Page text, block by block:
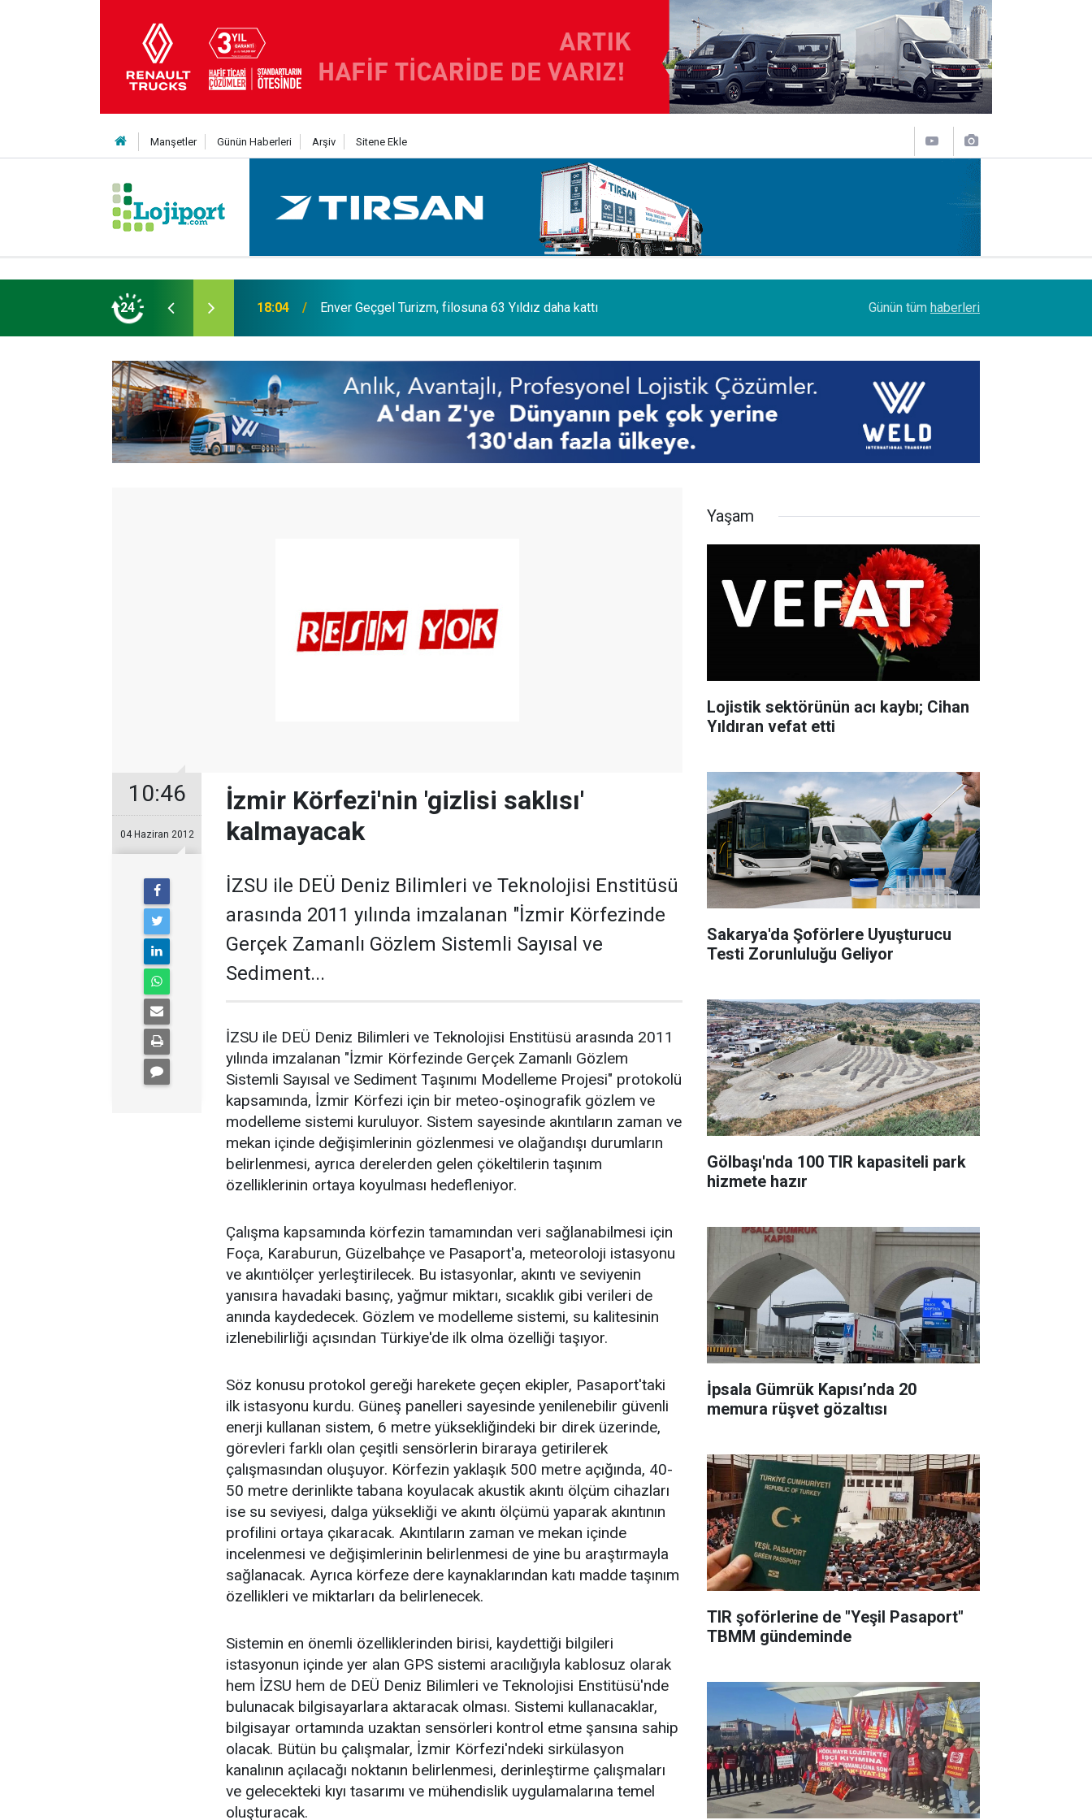
Manşetler Günün Haberleri Arşiv Sitene Ekle
24 12:50 Lojistik sektörünün acı kaybı; Cihan Yıldıran vefat etti SOCAR Terminal de, MSC Tiger Servisi'nin
Günün tüm haberleri
10:46
04 Haziran 2012
İzmir Körfezi'nin 'gizlisi saklısı'
kalmayacak
İZSU ile DEÜ Deniz Bilimleri ve Teknolojisi Enstitüsü
arasında 2011 yılında imzalanan "İzmir Körfezinde
Gerçek Zamanlı Gözlem Sistemli Sayısal ve
Sediment...
İZSU ile DEÜ Deniz Bilimleri ve Teknolojisi Enstitüsü arasında 2011
yılında imzalanan "İzmir Körfezinde Gerçek Zamanlı Gözlem
Sistemli Sayısal ve Sediment Taşınımı Modelleme Projesi" protokolü
kapsamında, İzmir Körfezi için bir meteo-oşinografik gözlem ve
modelleme sistemi kuruluyor. Sistem sayesinde akıntıların zaman ve
mekan içinde değişimlerinin gözlenmesi ve olağandışı durumların
belirlenmesi, ayrıca derelerden gelen çökeltilerin taşınım
özelliklerinin ortaya koyulması hedefleniyor.
Çalışma kapsamında körfezin tamamından veri sağlanabilmesi için
Foça, Karaburun, Güzelbahçe ve Pasaport'a, meteoroloji istasyonu
ve akıntıölçer yerleştirilecek. Bu istasyonlar, akıntı ve seviyenin
yanısıra havadaki basınç, yağmur miktarı, sıcaklık gibi verileri de
anında kaydedecek. Gözlem ve modelleme sistemi, su kalitesinin
izlenebilirliği açısından Türkiye'de ilk olma özelliği taşıyor.
Söz konusu protokol gereği harekete geçen ekipler, Pasaport'taki
ilk istasyonu kurdu. Güneş panelleri sayesinde yenilenebilir güvenli
enerji kullanan sistem, 6 metre yüksekliğindeki bir direk üzerinde,
görevleri farklı olan çeşitli sensörlerin biraraya getirilerek
çalışmasından oluşuyor. Körfezin yaklaşık 500 metre açığında, 40-
50 metre derinlikte tabana koyulacak akustik akıntı ölçüm cihazları
ise su seviyesi, dalga yüksekliği ve akıntı ölçümü yaparak akıntının
profilini ortaya çıkaracak. Akıntıların zaman ve mekan içinde
incelenmesi ve değişimlerinin belirlenmesi de yine bu araştırmayla
sağlanacak. Ayrıca körfeze dere kaynaklarından katı madde taşınım
özellikleri ve miktarları da belirlenecek.
Sistemin en önemli özelliklerinden birisi, kaydettiği bilgileri
istasyonun içinde yer alan GPS sistemi aracılığıyla kablosuz olarak
hem İZSU hem de DEÜ Deniz Bilimleri ve Teknolojisi Enstitüsü'nde
bulunacak bilgisayarlara aktaracak olması. Sistemi kullanacaklar,
bilgisayar ortamında uzaktan sensörleri kontrol etme şansına sahip
olacak. Bütün bu çalışmalar, İzmir Körfezi'ndeki sirkülasyon
kanalının açılacağı noktanın belirlenmesi, derinleştirme çalışmaları
ve gelecekteki kıyı tasarımı ve mühendislik uygulamalarına temel
oluşturacak.
Yaşam
Lojistik sektörünün acı kaybı; Cihan
Yıldıran vefat etti
Sakarya'da Şoförlere Uyuşturucu
Testi Zorunluluğu Geliyor
Gölbaşı'nda 100 TIR kapasiteli park
hizmete hazır
İpsala Gümrük Kapısı’nda 20
memura rüşvet gözaltısı
TIR şoförlerine de "Yeşil Pasaport"
TBMM gündeminde